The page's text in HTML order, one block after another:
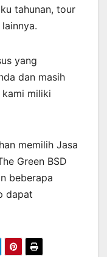
tahunan, tour
yang
dan masih
miliki
memilih Jasa
Green BSD
beberapa
dapat